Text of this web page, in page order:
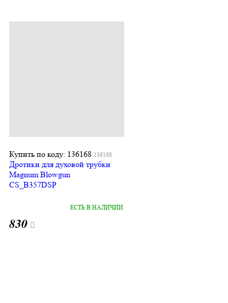
Купить по коду: 136168 136168
Дротики для духовой трубки
Magnum Blowgun
CS_B357DSP
830
ЕСТЬ В НАЛИЧИИ